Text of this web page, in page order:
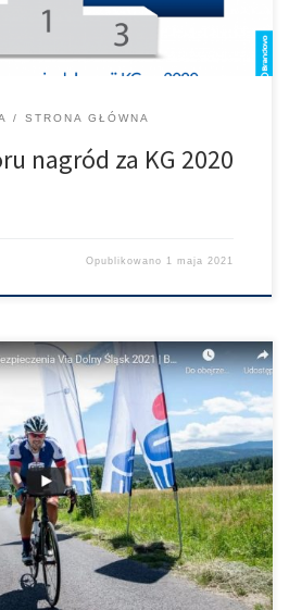
STRONA GŁÓWNA
nagród za KG 2020
Opublikowano 1 maja 2021
W tym roku wspólnie z Grabek
10 edycji zawodów dla dzieci PKO
Część na naszych zawodach
Maraton. Pierwszy wyścig w Złotoryi.
głównym PKO Ubezpieczenia
oraz Bike Maraton. Najmłodsi […]